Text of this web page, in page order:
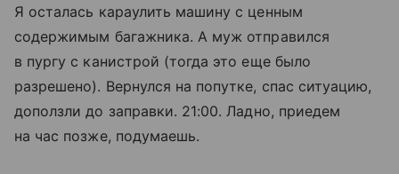
Я осталась караулить машину с ценным
содержимым багажника. А муж отправился
в пургу с канистрой (тогда это еще было
разрешено). Вернулся на попутке, спас ситуацию,
доползли до заправки. 21:00. Ладно, приедем
на час позже, подумаешь.